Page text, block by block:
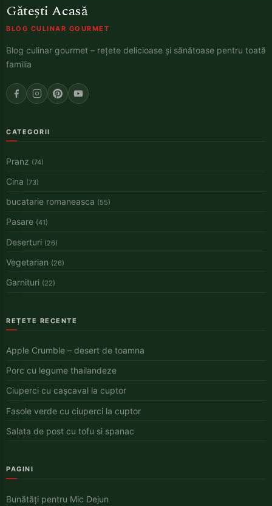
Gătești Acasă
BLOG CULINAR GOURMET
Blog culinar gourmet – rețete delicioase și sănătoase pentru toată
familia
CATEGORII
Pranz (74)
Cina (73)
bucatarie romaneasca (55)
Pasare (41)
Deserturi (26)
Vegetarian (26)
Garnituri (22)
REȚETE RECENTE
Apple Crumble – desert de toamna
Porc cu legume thailandeze
Ciuperci cu cașcaval la cuptor
Fasole verde cu ciuperci la cuptor
Salata de post cu tofu si spanac
PAGINI
Bunătăți pentru Mic Dejun